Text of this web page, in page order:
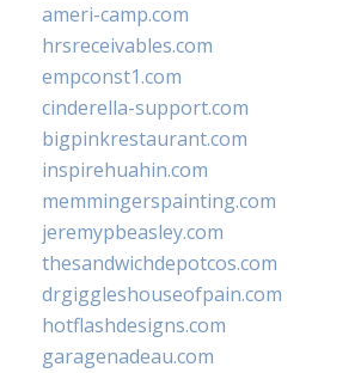
ameri-camp.com
hrsreceivables.com
empconst1.com
cinderella-support.com
bigpinkrestaurant.com
inspirehuahin.com
memmingerspainting.com
jeremypbeasley.com
thesandwichdepotcos.com
drgiggleshouseofpain.com
hotflashdesigns.com
garagenadeau.com